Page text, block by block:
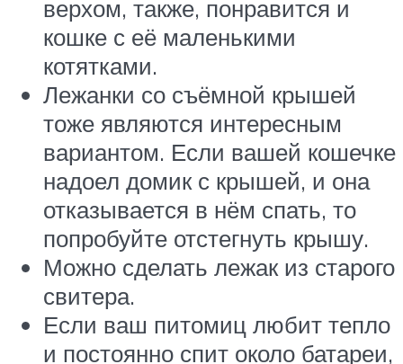
верхом, также, понравится и
кошке с её маленькими
котятками.
Лежанки со съёмной крышей
тоже являются интересным
вариантом. Если вашей кошечке
надоел домик с крышей, и она
отказывается в нём спать, то
попробуйте отстегнуть крышу.
Можно сделать лежак из старого
свитера.
Если ваш питомиц любит тепло
и постоянно спит около батареи,